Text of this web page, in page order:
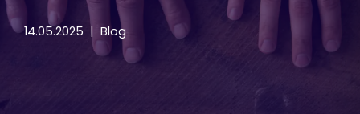
14.05.2025 Blog